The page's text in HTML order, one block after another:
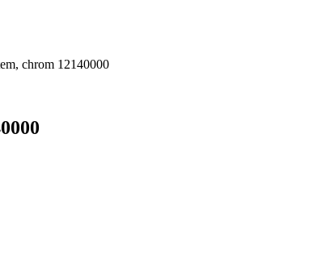
chrom 12140000